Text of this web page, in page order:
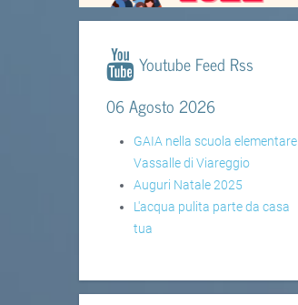
Youtube Feed Rss
06 Agosto 2026
GAIA nella scuola elementare
Vassalle di Viareggio
Auguri Natale 2025
L'acqua pulita parte da casa
tua